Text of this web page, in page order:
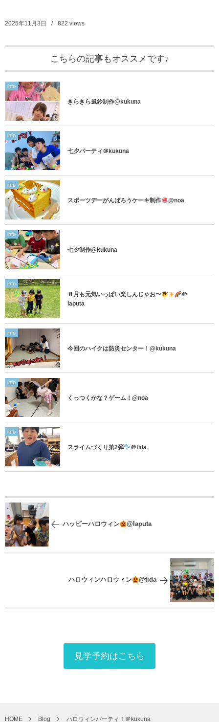
2025年11月3日 822 views
こちらの記事もオススメです♪
info
きらきら風鈴制作@kukuna
info
七夕パーティ＠kukuna
info
スポーツデーがんばろうケーキ制作 @noa
info
七夕制作@kukuna
info
８月も元気いっぱい楽しんじゃお〜
＠
laputa
info
今回のハイクは防災センター！@kukuna
info
くっつくかな？ゲーム！@noa
info
スライムづくり第2弾 ＠tida
ハッピーハロウィン @laputa
ハロウィンハロウィン @tida
見学予約はこちら
HOME Blog ハロウィンパーティ！＠kukuna